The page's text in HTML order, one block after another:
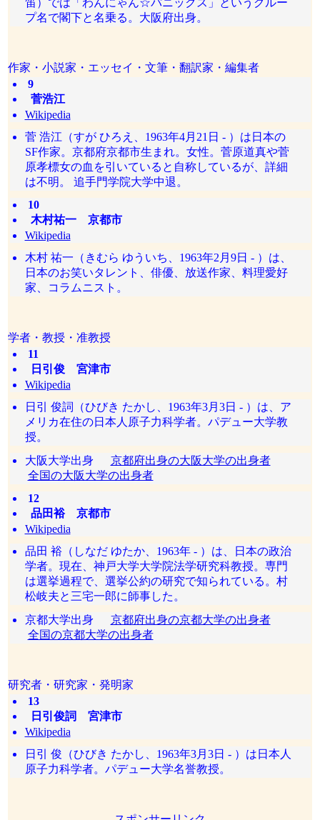
笛）では「わんにゃん☆パニックス」というグルー
プ名で閣下と名乗る。大阪府出身。
作家・小説家・エッセイ・文筆・翻訳家・編集者
9
菅浩江
Wikipedia
菅 浩江（すが ひろえ、1963年4月21日 - ）は日本の
SF作家。京都府京都市生まれ。女性。菅原道真や菅
原孝標女の血を引いていると自称しているが、詳細
は不明。 追手門学院大学中退。
10
木村祐一 京都市
Wikipedia
木村 祐一（きむら ゆういち、1963年2月9日 - ）は、
日本のお笑いタレント、俳優、放送作家、料理愛好
家、コラムニスト。
学者・教授・准教授
11
日引俊 宮津市
Wikipedia
日引 俊詞（ひびき たかし、1963年3月3日 - ）は、ア
メリカ在住の日本人原子力科学者。パデュー大学教
授。
大阪大学出身 京都府出身の大阪大学の出身者
全国の大阪大学の出身者
12
品田裕 京都市
Wikipedia
品田 裕（しなだ ゆたか、1963年 - ）は、日本の政治
学者。現在、神戸大学大学院法学研究科教授。専門
は選挙過程で、選挙公約の研究で知られている。村
松岐夫と三宅一郎に師事した。
京都大学出身 京都府出身の京都大学の出身者
全国の京都大学の出身者
研究者・研究家・発明家
13
日引俊詞 宮津市
Wikipedia
日引 俊（ひびき たかし、1963年3月3日 - ）は日本人
原子力科学者。パデュー大学名誉教授。